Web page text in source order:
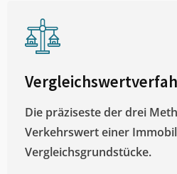
Die präziseste der drei
Verkehrswert einer
Vergleichsgrundstücke.